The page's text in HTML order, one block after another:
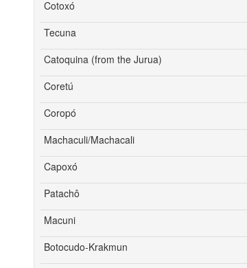
Cotoxó
Tecuna
Catoquina (from the Jurua)
Coretú
Coropó
Machaculi/Machacali
Capoxó
Patachô
Macuni
Botocudo-Krakmun